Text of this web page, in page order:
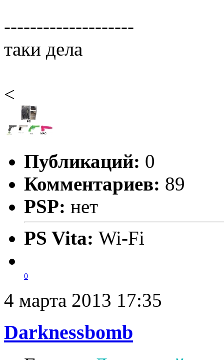
--------------------
таки дела
<
Публикаций: 0
Комментариев: 89
PSP: нет
PS Vita: Wi-Fi
0
4 марта 2013 17:35
Darknessbomb